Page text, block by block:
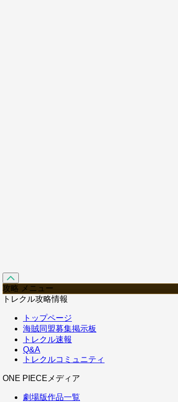
攻略 メニュー
トレクル攻略情報
トップページ
海賊同盟募集掲示板
トレクル速報
Q&A
トレクルコミュニティ
ONE PIECEメディア
劇場版作品一覧